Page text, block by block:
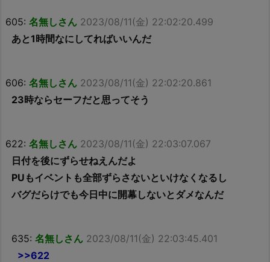
605: 名無しさん 2023/08/11(金) 22:02:20.499
あと1時間なにしてればいいんだ
606: 名無しさん 2023/08/11(金) 22:02:20.861
23時ならセーフだと思ってそう
622: 名無しさん 2023/08/11(金) 22:03:07.067
日付を後にずらせねえんだよ
PUもイベントも全部ずらさないといけなくなるし
バグだらけでも今日中に開幕しないとダメなんだ
635: 名無しさん 2023/08/11(金) 22:03:45.401
>>622